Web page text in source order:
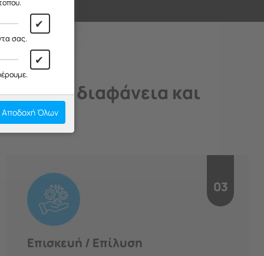
με διαφάνεια και
03
Επισκευή / Επίλυση
✔
σας.
✔
Αποδοχή Όλων